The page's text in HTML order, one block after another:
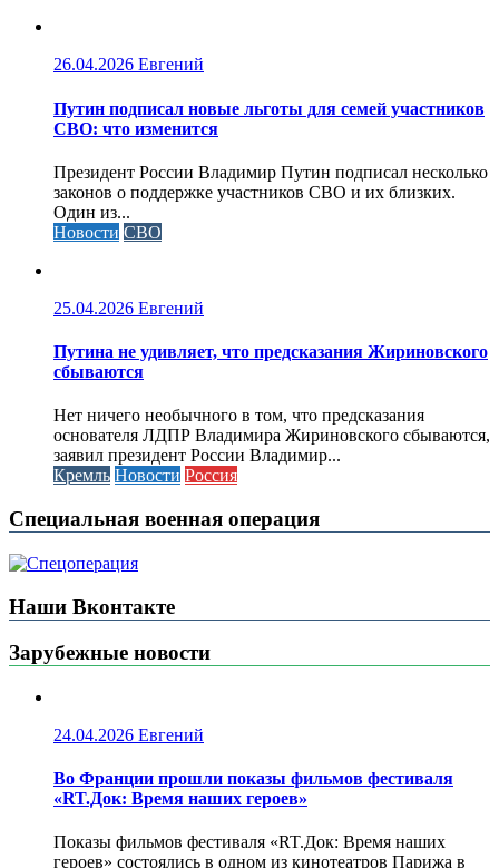
26.04.2026 Евгений
Путин подписал новые льготы для семей участников
СВО: что изменится
Президент России Владимир Путин подписал несколько
законов о поддержке участников СВО и их близких.
Один из...
Новости СВО
25.04.2026 Евгений
Путина не удивляет, что предсказания Жириновского
сбываются
Нет ничего необычного в том, что предсказания
основателя ЛДПР Владимира Жириновского сбываются,
заявил президент России Владимир...
Кремль Новости Россия
Специальная военная операция
Наши Вконтакте
Зарубежные новости
24.04.2026 Евгений
Во Франции прошли показы фильмов фестиваля
«RT.Док: Время наших героев»
Показы фильмов фестиваля «RT.Док: Время наших
героев» состоялись в одном из кинотеатров Парижа в